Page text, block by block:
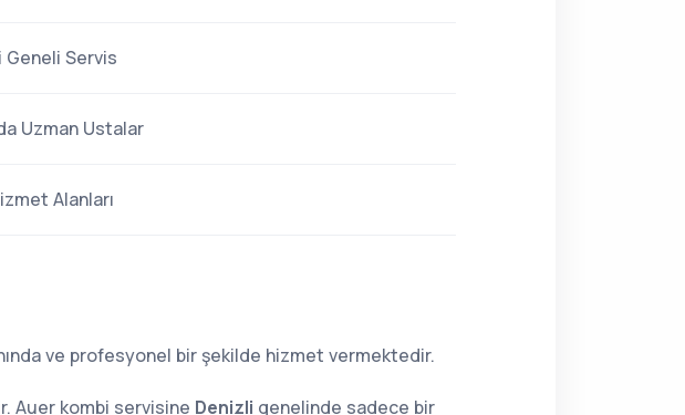
Geneli Servis
Uzman Ustalar
Alanları
ve profesyonel bir şekilde hizmet vermektedir.
Auer kombi servisine Denizli genelinde sadece bir